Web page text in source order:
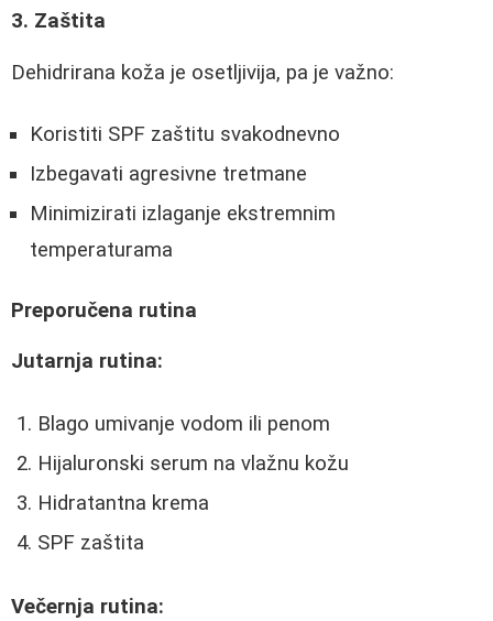
3. Zaštita
Dehidrirana koža je osetljivija, pa je važno:
Koristiti SPF zaštitu svakodnevno
Izbegavati agresivne tretmane
Minimizirati izlaganje ekstremnim
temperaturama
Preporučena rutina
Jutarnja rutina:
Blago umivanje vodom ili penom
Hijaluronski serum na vlažnu kožu
Hidratantna krema
SPF zaštita
Večernja rutina: